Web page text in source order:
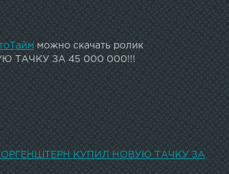
можно скачать ролик
ТАЧКУ ЗА 45 000 000!!!
МОРГЕНШТЕРН КУПИЛ НОВУЮ ТАЧКУ ЗА